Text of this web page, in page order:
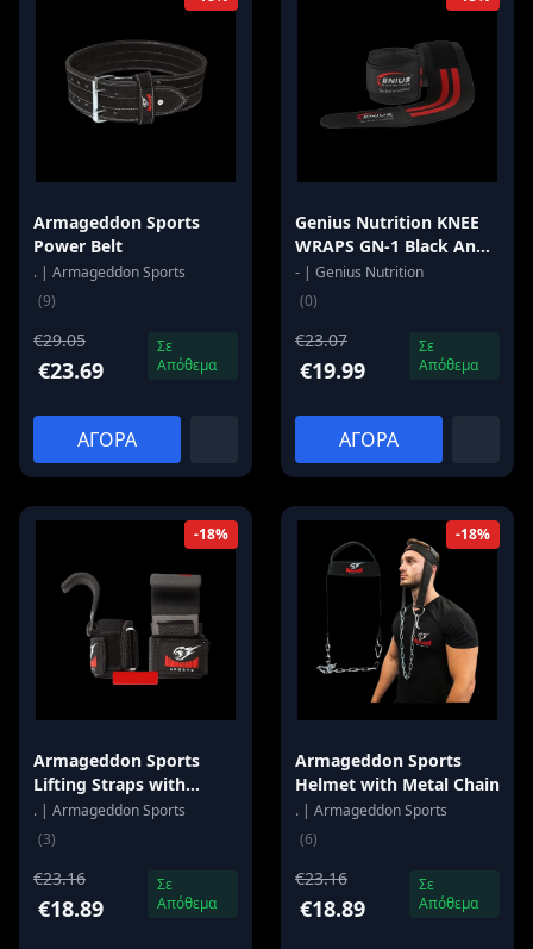
Armageddon Sports
Power Belt
. | Armageddon Sports
(9)
€29.05
€23.69
Σε
Απόθεμα
ΑΓΟΡΑ
Genius Nutrition KNEE
WRAPS GN-1 Black And
Red
- | Genius Nutrition
(0)
€23.07
€19.99
Σε
Απόθεμα
ΑΓΟΡΑ
-18%
Armageddon Sports
Lifting Straps with
Hooks
. | Armageddon Sports
(3)
€23.16
€18.89
Σε
Απόθεμα
-18%
Armageddon Sports
Helmet with Metal Chain
. | Armageddon Sports
(6)
€23.16
€18.89
Σε
Απόθεμα